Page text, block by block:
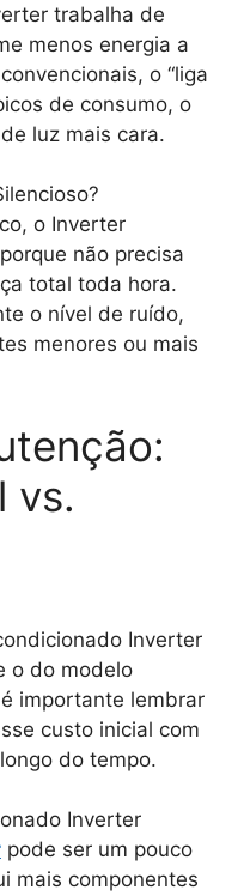
trabalha de
menos energia a
o “liga
de consumo, o
luz mais cara.
o Inverter
não precisa
total toda hora.
o nível de ruído,
menores ou mais
vs.
Inverter
o do modelo
importante lembrar
custo inicial com
do tempo.
Inverter
pode ser um pouco
mais componentes